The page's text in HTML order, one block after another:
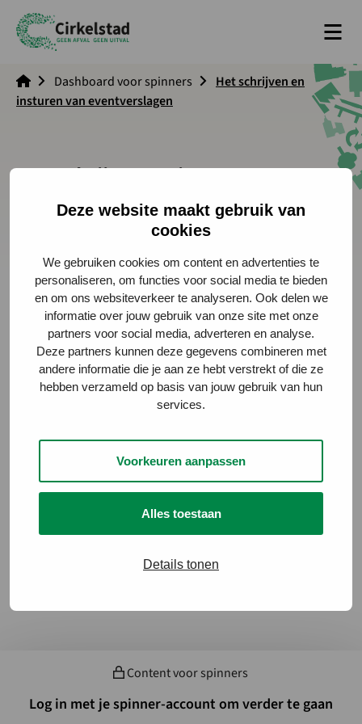
Deze website maakt gebruik van
cookies
We gebruiken cookies om content en advertenties te
personaliseren, om functies voor social media te bieden
en om ons websiteverkeer te analyseren. Ook delen we
informatie over jouw gebruik van onze site met onze
partners voor social media, adverteren en analyse.
Deze partners kunnen deze gegevens combineren met
andere informatie die je aan ze hebt verstrekt of die ze
hebben verzameld op basis van jouw gebruik van hun
services.
Voorkeuren aanpassen
Alles toestaan
Details tonen
Menu
Dashboard voor spinners
Het schrijven en
insturen van eventverslagen
Het schrijven en insturen van
eventverslagen
' Inhoud voor ingelogde gebruikers/
Content voor spinners
Log in met je spinner-account om verder te gaan